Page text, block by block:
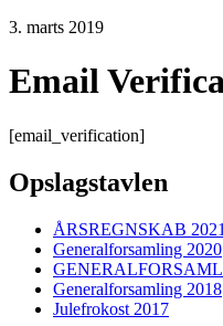
3. marts 2019
Email
[email_verification]
Opslagstavlen
ÅRSREGNSKAB 2021
Generalforsamling 2020
Generalforsamling 2018
Julefrokost 2017